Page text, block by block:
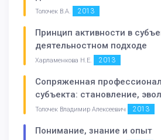
Толочек В.А. 2013
Принцип активности в
деятельностном подходе
Харламенкова Н.Е. 2013
Сопряженная
субъекта: становление,
Толочек Владимир Алексеевич 2013
Понимание, знание и опыт